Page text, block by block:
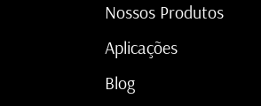
Nossos Produtos
Aplicações
Blog